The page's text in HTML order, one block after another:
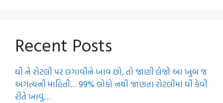
Recent Posts
ઘી ને રોટલી પર લગાવીને ખાવ છો, તો જાણી લેજો આ ખુબ જ
અગત્યની માહિતી… 99% લોકો નથી જાણતા રોટલીમાં ઘી કેવી
રીતે ખાવું…